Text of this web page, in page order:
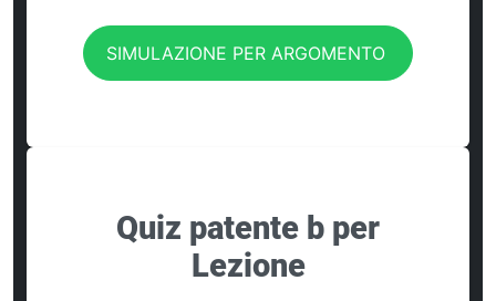
SIMULAZIONE PER ARGOMENTO
Quiz patente b per
Lezione